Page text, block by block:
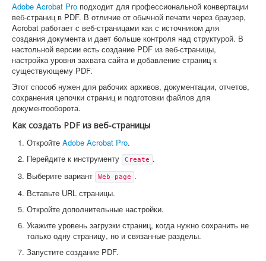
Adobe Acrobat Pro подходит для профессиональной конвертации
веб-страниц в PDF. В отличие от обычной печати через браузер,
Acrobat работает с веб-страницами как с источником для
создания документа и дает больше контроля над структурой. В
настольной версии есть создание PDF из веб-страницы,
настройка уровня захвата сайта и добавление страниц к
существующему PDF.
Этот способ нужен для рабочих архивов, документации, отчетов,
сохранения цепочки страниц и подготовки файлов для
документооборота.
Как создать PDF из веб-страницы
Откройте Adobe Acrobat Pro.
Перейдите к инструменту
Create .
Выберите вариант
Web page .
Вставьте URL страницы.
Откройте дополнительные настройки.
Укажите уровень загрузки страниц, когда нужно сохранить не
только одну страницу, но и связанные разделы.
Запустите создание PDF.